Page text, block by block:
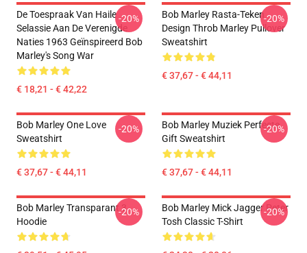
De Toespraak Van Haile
Selassie Aan De Verenigde
Naties 1963 Geïnspireerd Bob
Marley's Song War
€ 18,21 - € 42,22
-20%
Bob Marley Rasta-Teken
Design Throb Marley Pullover
Sweatshirt
€ 37,67 - € 44,11
-20%
Bob Marley One Love
Sweatshirt
€ 37,67 - € 44,11
-20%
Bob Marley Muziek Perfecte
Gift Sweatshirt
€ 37,67 - € 44,11
-20%
Bob Marley Transparant 3
Hoodie
-20%
Bob Marley Mick Jagger Peter
Tosh Classic T-Shirt
-20%